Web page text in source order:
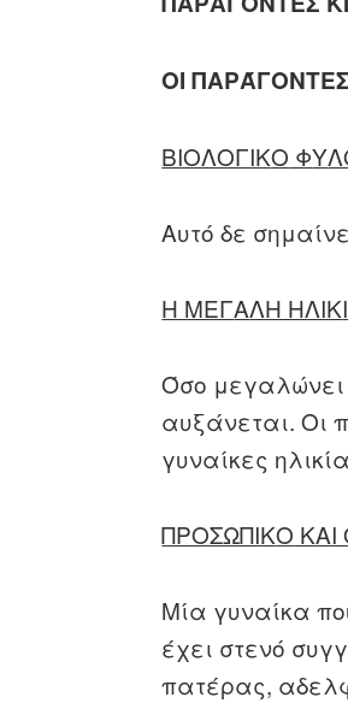
ΟΙ
ΒΙΟΛΟΓΙΚO ΦY
Αυτό δε
Η ΜΕΓAΛΗ ΗΛΙΚI
Όσο μεγαλώνει
αυξάνεται. Οι
γυναίκες
ΠΡΟΣΩΠΙΚO
Μία γυναίκα
έχει στενό
πατέρας,